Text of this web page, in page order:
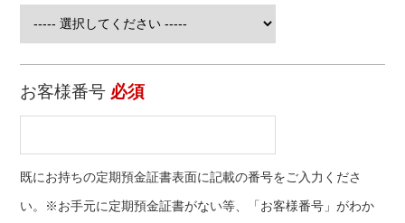
ついては、下記利用目的の達成に必要な範囲でのみ利用いた
します。
③ 金融商品取引に関する法定調書作成・提供事務
⑥ 教育等資金非課税制度等に関する法定書類作成・提供事
務
滞納処分のための調査を含む）・社会保障における資力調査
お客様番号 必須
既にお持ちの定期預金証書表面に記載の番号をご入力くださ
い。※お手元に定期預金証書がない等、「お客様番号」がわか